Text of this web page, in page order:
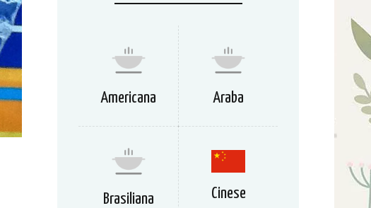
Americana Araba
Brasiliana Cinese